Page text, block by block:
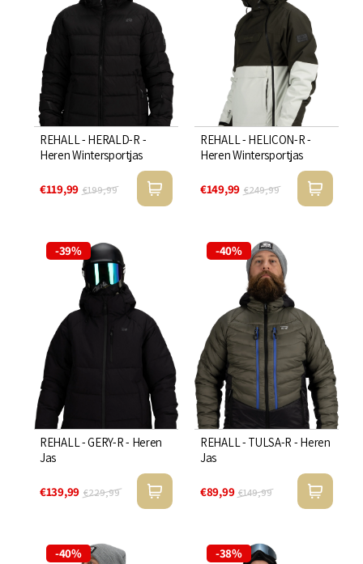
REHALL - HERALD-R -
Heren Wintersportjas
€119,99 €199,99
REHALL - HELICON-R -
Heren Wintersportjas
€149,99 €249,99
-39%
REHALL - GERY-R - Heren
Jas
€139,99 €229,99
-40%
REHALL - TULSA-R - Heren
Jas
€89,99 €149,99
-40% -38%